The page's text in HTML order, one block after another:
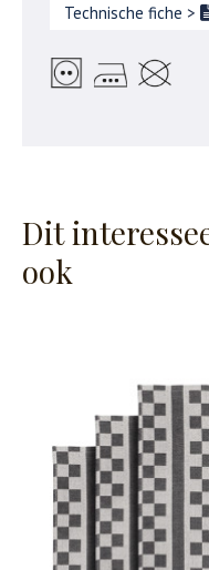
Technische fiche >
Dit
ook